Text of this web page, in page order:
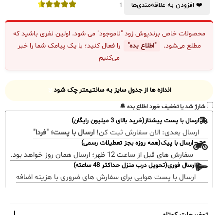
❤️ افزودن به علاقه‌مندی‌ها
1
محصولات خاص برندپوش زود "ناموجود" می شود. اولین نفری باشید که
مطلع می‌شود.
"اطلاع بده"
را فعال کنید؛ با یک پیامک شما را خبر
می‌کنیم
اندازه ها از جدول سایز به سانتیمتر چک شود
شارژ شد یا تخفیف خورد اطلاع بده 🔔
ارسال با پست پیشتاز(خرید بالای 3 میلیون رایگان)
ارسال بعدی: الان سفارش ثبت کن! ارسال با پست؛ "فردا"
ارسال با پیک(همه روزه بجز تعطیلات رسمی)
سفارش های قبل از ساعت 12 ظهر؛ ارسال همان روز خواهد بود.
ارسال فوری(تحویل درب منزل حداکثر 48 ساعته)
ارسال با پست هوایی برای سفارش های ضروری با هزینه اضافه